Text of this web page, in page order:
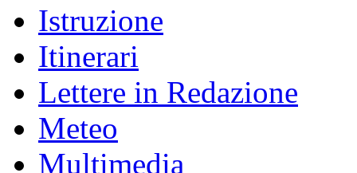
Istruzione
Itinerari
Lettere in Redazione
Meteo
Multimedia